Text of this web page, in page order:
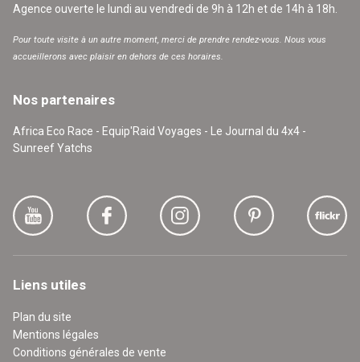
Agence ouverte le lundi au vendredi de 9h à 12h et de 14h à 18h.
Pour toute visite à un autre moment, merci de prendre rendez-vous. Nous vous
accueillerons avec plaisir en dehors de ces horaires.
Nos partenaires
Africa Eco Race - Equip'Raid Voyages - Le Journal du 4x4 -
Sunreef Yatchs
Liens utiles
Plan du site
Mentions légales
Conditions générales de vente